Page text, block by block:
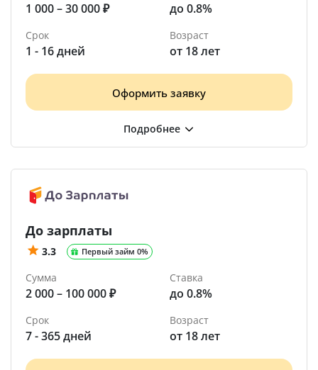
1 000 – 30 000 ₽ до 0.8%
Срок
1 - 16 дней
Возраст
от 18 лет
Оформить заявку
До зарплаты
3.3 Первый займ 0%
Сумма
2 000 – 100 000 ₽
Ставка
до 0.8%
Срок
7 - 365 дней
Возраст
от 18 лет